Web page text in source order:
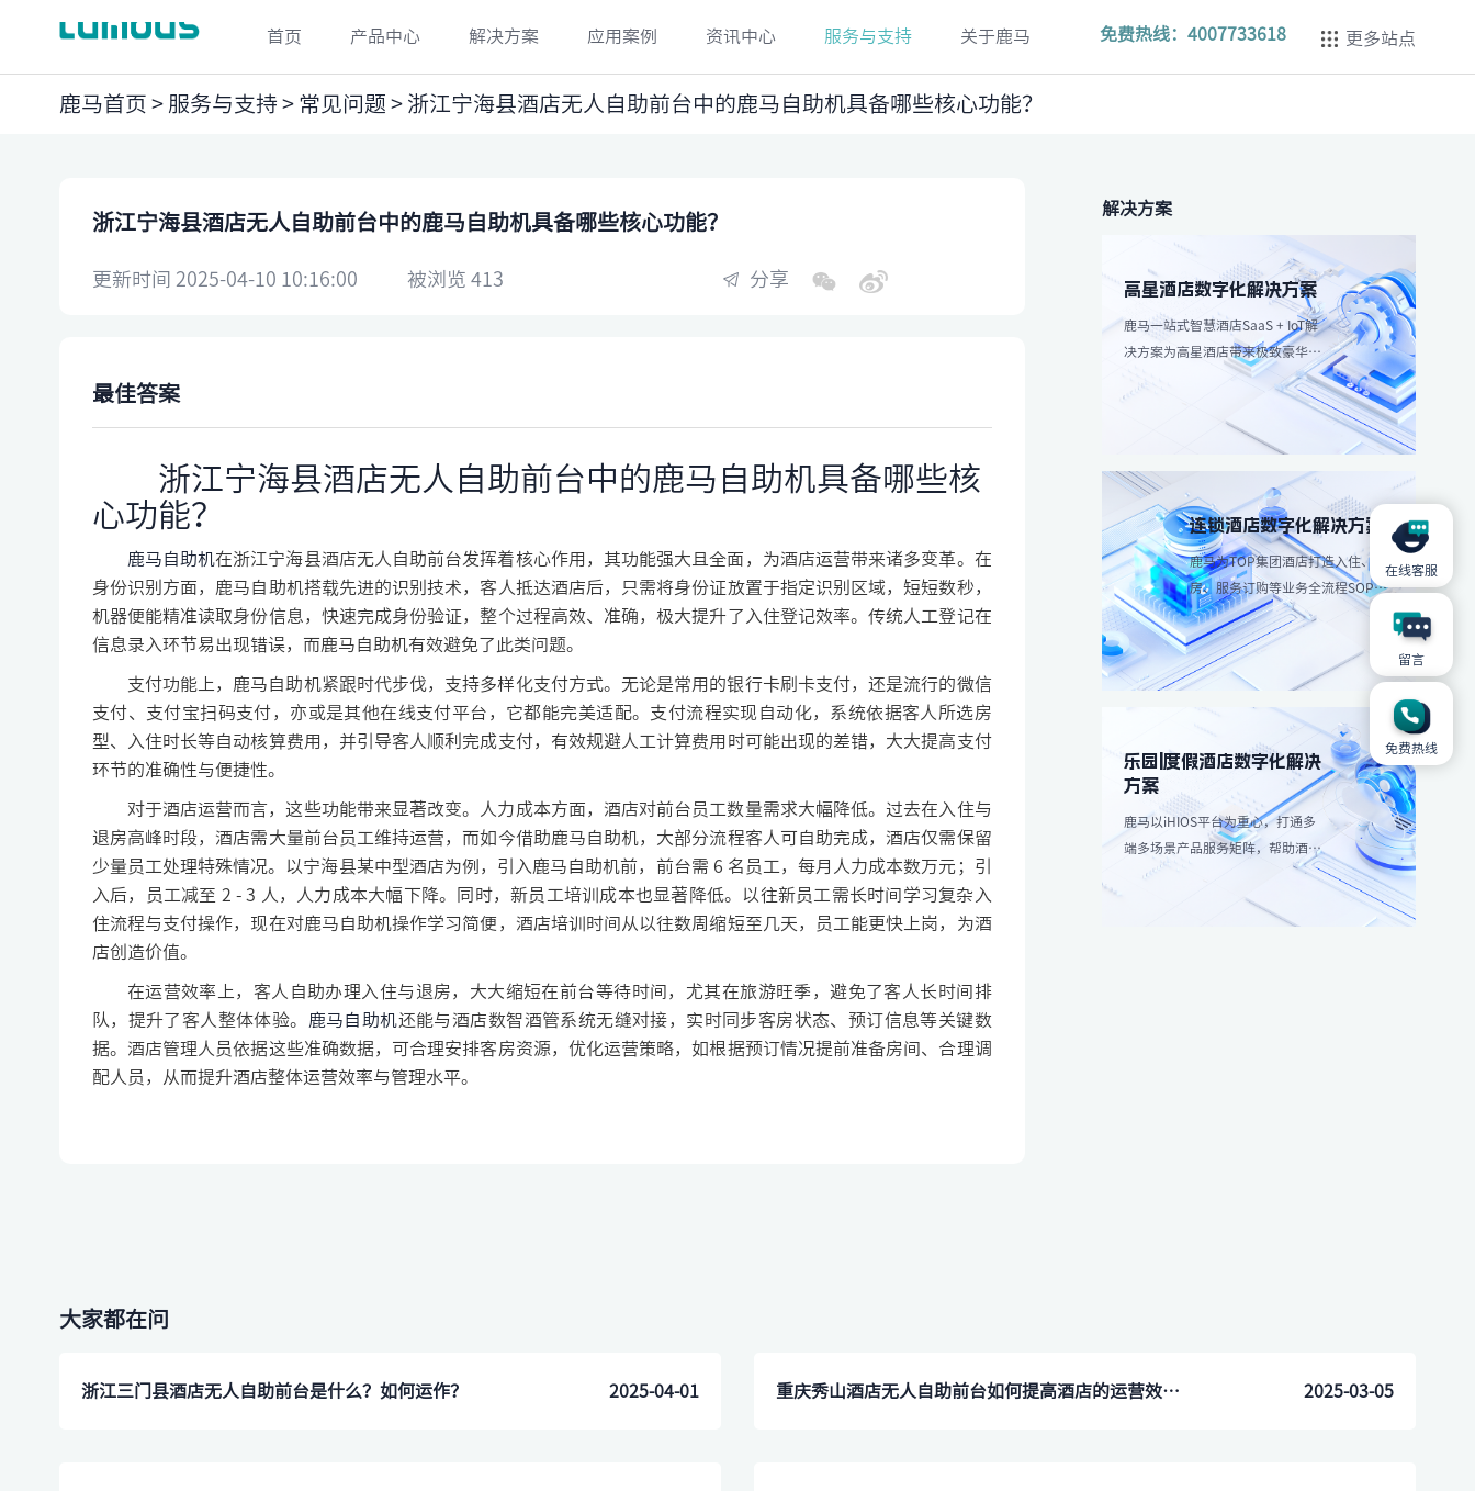
首页 产品中心 解决方案 应用案例 资讯中心 服务与支持 关于鹿马 免费热线：4007733618 更多站点
鹿马首页 > 服务与支持 > 常见问题 > 浙江宁海县酒店无人自助前台中的鹿马自助机具备哪些核心功能？
浙江宁海县酒店无人自助前台中的鹿马自助机具备哪些核心功能？
更新时间 2025-04-10 10:16:00 被浏览 413 分享
最佳答案
浙江宁海县酒店无人自助前台中的鹿马自助机具备哪些核
心功能？
鹿马自助机在浙江宁海县酒店无人自助前台发挥着核心作用，其功能强大且全面，为酒店运营带来诸多变革。在
身份识别方面，鹿马自助机搭载先进的识别技术，客人抵达酒店后，只需将身份证放置于指定识别区域，短短数秒，
机器便能精准读取身份信息，快速完成身份验证，整个过程高效、准确，极大提升了入住登记效率。传统人工登记在
信息录入环节易出现错误，而鹿马自助机有效避免了此类问题。
支付功能上，鹿马自助机紧跟时代步伐，支持多样化支付方式。无论是常用的银行卡刷卡支付，还是流行的微信
支付、支付宝扫码支付，亦或是其他在线支付平台，它都能完美适配。支付流程实现自动化，系统依据客人所选房
型、入住时长等自动核算费用，并引导客人顺利完成支付，有效规避人工计算费用时可能出现的差错，大大提高支付
环节的准确性与便捷性。
对于酒店运营而言，这些功能带来显著改变。人力成本方面，酒店对前台员工数量需求大幅降低。过去在入住与
退房高峰时段，酒店需大量前台员工维持运营，而如今借助鹿马自助机，大部分流程客人可自助完成，酒店仅需保留
少量员工处理特殊情况。以宁海县某中型酒店为例，引入鹿马自助机前，前台需 6 名员工，每月人力成本数万元；引
入后，员工减至 2 - 3 人，人力成本大幅下降。同时，新员工培训成本也显著降低。以往新员工需长时间学习复杂入
住流程与支付操作，现在对鹿马自助机操作学习简便，酒店培训时间从以往数周缩短至几天，员工能更快上岗，为酒
店创造价值。
在运营效率上，客人自助办理入住与退房，大大缩短在前台等待时间，尤其在旅游旺季，避免了客人长时间排
队，提升了客人整体体验。 鹿马自助机还能与酒店数智酒管系统无缝对接，实时同步客房状态、预订信息等关键数
据。酒店管理人员依据这些准确数据，可合理安排客房资源，优化运营策略，如根据预订情况提前准备房间、合理调
配人员，从而提升酒店整体运营效率与管理水平。
解决方案
高星酒店数字化解决方案
鹿马一站式智慧酒店SaaS + IoT解
决方案为高星酒店带来极致豪华体
验，强调个性化服务和高效服务流
连锁酒店数字化解决方案
鹿马为TOP集团酒店打造入住、退
房、服务订购等业务全流程SOP解
决方案，简化操作流程、减少人工
成本。
乐园|度假酒店数字化解决
方案
鹿马以iHIOS平台为重心，打通多
端多场景产品服务矩阵，帮助酒店
减轻高峰团客分流，带来更愉悦服
大家都在问
浙江三门县酒店无人自助前台是什么？如何运作？ 2025-04-01 重庆秀山酒店无人自助前台如何提高酒店的运营效率？ 2025-03-05
在线客服
留言
免费热线